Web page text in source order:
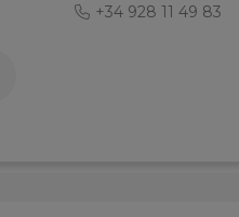
+34 928 11 49 83